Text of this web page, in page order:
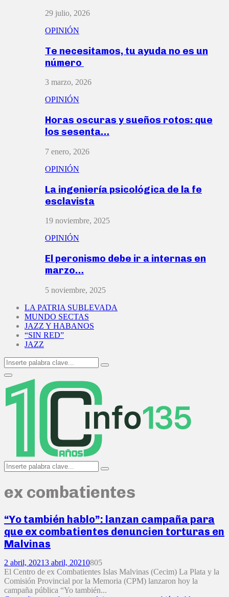
29 julio, 2026
OPINIÓN
Te necesitamos, tu ayuda no es un
número
3 marzo, 2026
OPINIÓN
Horas oscuras y sueños rotos: que
los sesenta…
7 enero, 2026
OPINIÓN
La ingeniería psicológica de la fe
esclavista
19 noviembre, 2025
OPINIÓN
El peronismo debe ir a internas en
marzo…
5 noviembre, 2025
LA PATRIA SUBLEVADA
MUNDO SECTAS
JAZZ Y HABANOS
“SIN RED”
JAZZ
Search
for:
Search
Primary
Menu
Search
for:
Search
ex combatientes
“Yo también hablo”: lanzan campaña para
que ex combatientes denuncien torturas en
Malvinas
2 abril, 20213 abril, 20210805
El Centro de ex Combatientes Islas Malvinas (Cecim) La Plata y la
Comisión Provincial por la Memoria (CPM) lanzaron hoy la
campaña pública “Yo también...